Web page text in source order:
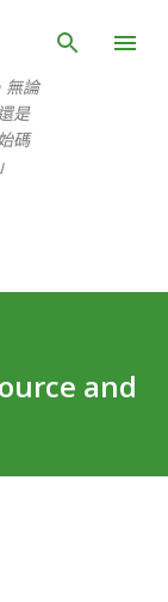
無論
是
碼
and